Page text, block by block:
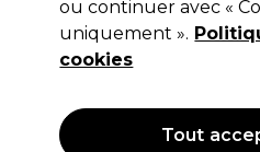
Filters
ou continuer avec «
uniquement ».
cookies
Tout